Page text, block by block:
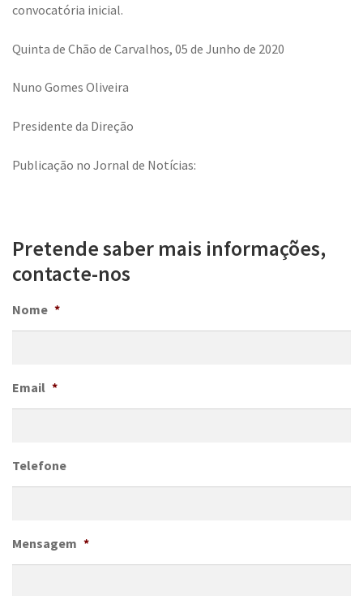
convocatória inicial.
Quinta de Chão de Carvalhos, 05 de Junho de 2020
Nuno Gomes Oliveira
Presidente da Direção
Publicação no Jornal de Notícias:
Pretende saber mais informações,
contacte-nos
Nome *
Email *
Telefone
Mensagem *